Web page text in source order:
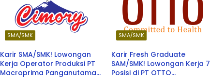
SMA/SMK
Karir SMA/SMK! Lowongan
Kerja Operator Produksi PT
Macroprima Panganutama
SMA/SMK
Karir Fresh Graduate
SAM/SMK! Lowongan Kerja 7
Posisi di PT OTTO